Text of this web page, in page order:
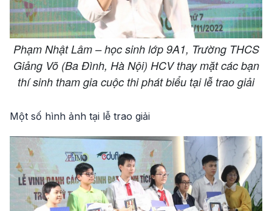
Phạm Nhật Lâm – học sinh lớp 9A1, Trường THCS
Giảng Võ (Ba Đình, Hà Nội) HCV thay mặt các bạn
thí sinh tham gia cuộc thi phát biểu tại lễ trao giải
Một số hình ảnh tại lễ trao giải